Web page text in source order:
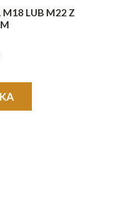
LUB M22 Z